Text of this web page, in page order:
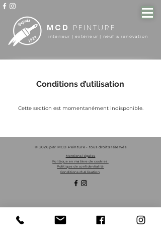
MCD PEINTURE
intérieur | extérieur | neuf & rénovation
Conditions d’utilisation
Cette section est momentanément indisponible.
© 2026 par MCD Peinture - tous droits réservés
Mentions légales
Politique en matière de cookies
Politique de confidentialité
Conditions d'utilisation